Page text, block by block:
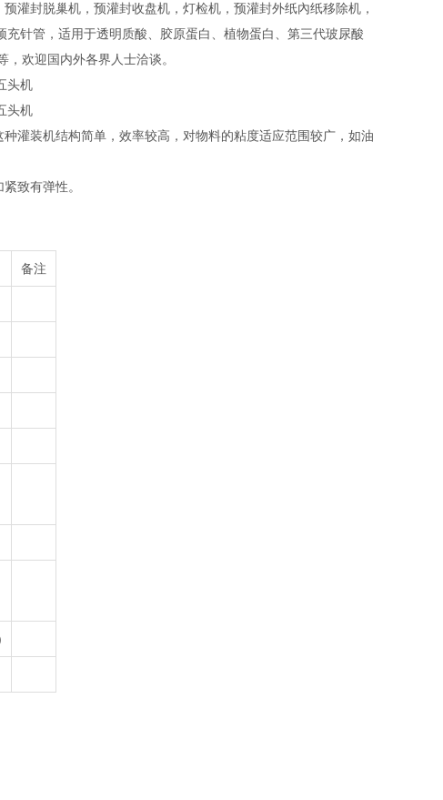
灌封脱巢机，预灌封收盘机，灯检机，预灌封外纸內纸移除机，
针管，适用于透明质酸、胶原蛋白、植物蛋白、第三代玻尿酸
欢迎国内外各界人士洽谈。
灌装机结构简单，效率较高，对物料的粘度适应范围较广，如油
致有弹性。
备注